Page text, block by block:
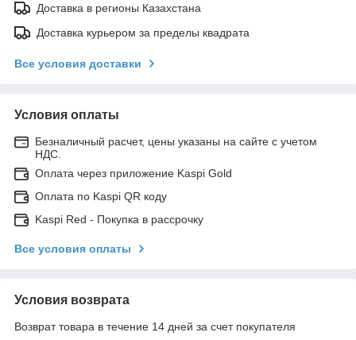
Доставка в регионы Казахстана
Доставка курьером за пределы квадрата
Все условия доставки
Условия оплаты
Безналичный расчет, цены указаны на сайте с учетом
НДС.
Оплата через приложение Kaspi Gold
Оплата по Kaspi QR коду
Kaspi Red - Покупка в рассрочку
Все условия оплаты
Условия возврата
Возврат товара в течение 14 дней за счет покупателя